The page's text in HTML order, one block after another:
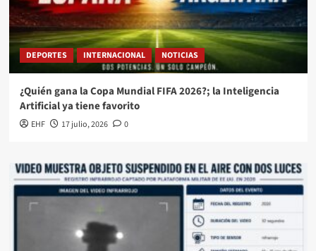
DEPORTES INTERNACIONAL NOTICIAS
¿Quién gana la Copa Mundial FIFA 2026?; la Inteligencia
Artificial ya tiene favorito
EHF 17 julio, 2026 0